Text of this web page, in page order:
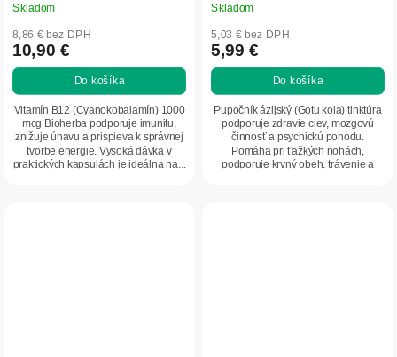
Skladom
8,86 € bez DPH
10,90 €
Do košíka
Vitamín B12 (Cyanokobalamín) 1000
mcg Bioherba podporuje imunitu,
znižuje únavu a prispieva k správnej
tvorbe energie. Vysoká dávka v
praktických kapsulách je ideálna na...
Skladom
5,03 € bez DPH
5,99 €
Do košíka
Pupočník ázijský (Gotu kola) tinktúra
podporuje zdravie ciev, mozgovú
činnosť a psychickú pohodu.
Pomáha pri ťažkých nohách,
podporuje krvný obeh, trávenie a